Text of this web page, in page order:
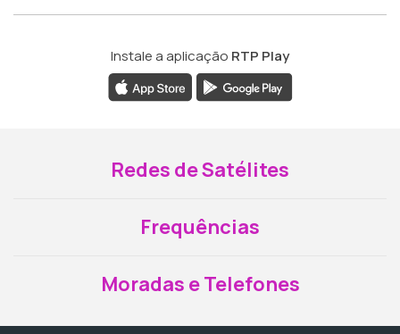
Instale a aplicação RTP Play
Redes de Satélites
Frequências
Moradas e Telefones